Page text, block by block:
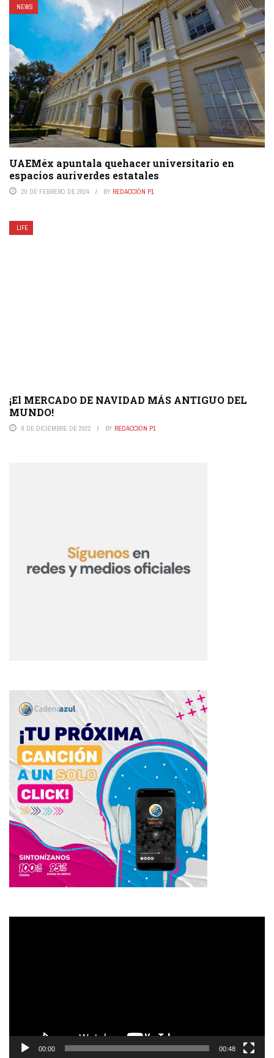
NEWS
UAEMéx apuntala quehacer universitario en
espacios auriverdes estatales
20 DE FEBRERO DE 2024 BY REDACCIÓN P1
LIFE
¡El MERCADO DE NAVIDAD MÁS ANTIGUO DEL
MUNDO!
9 DE DICIEMBRE DE 2022 BY REDACCIÓN P1
00:00 00:48